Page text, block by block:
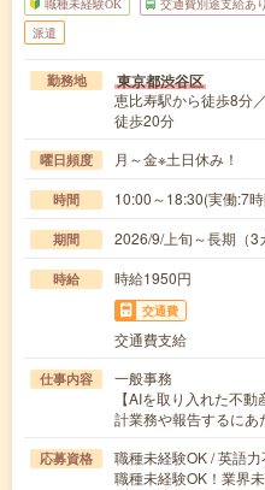
職種未経験OK 交通費別途支給あり
派遣
勤務地 東京都渋谷区
恵比寿駅から徒歩8分
徒歩20分
曜日頻度 月～金※土日休み！
時間 10:00～18:30(実働:7
期間 2026/9/上旬～長期（
時給 時給1950円
交通費
交通費支給
仕事内容
一般事務
【AIを取り入れた不
計業務や報告するに
応募資格
職種未経験OK / 英語
職種未経験OK！業界